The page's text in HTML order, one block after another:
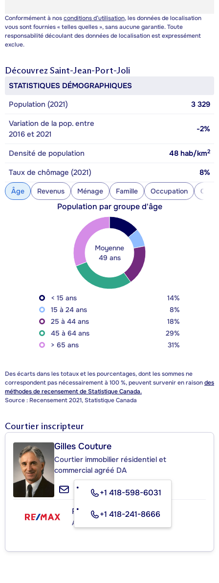
Conformément à nosconditions d’utilisation, les données de localisation
vous sont fournies « telles quelles », sans aucune garantie. Toute
responsabilité découlant des données de localisation est expressément
exclue.
Découvrez Saint-Jean-Port-Joli
STATISTIQUES DÉMOGRAPHIQUES
Population (2021)
3 329
Variation de la pop. entre
2016 et 2021
-2%
Densité de population 48 hab/km2
Taux de chômage (2021) 8%
Âge Revenus Ménage Famille Occupation
Population par groupe d'âge
Moyenne
49 ans
< 15 ans
14%
15 à 24 ans
8%
25 à 44 ans
18%
45 à 64 ans
29%
> 65 ans
31%
Des écarts dans les totaux et les pourcentages, dont les sommes ne
correspondent pas nécessairement à 100 %, peuvent survenir en raisondes
méthodes de recensement de Statistique Canada.
Source : Recensement 2021, Statistique Canada
Courtier inscripteur
Gilles Couture
Courtier immobilier résidentiel et
commercial agréé DA
+1 418-598-6031
+1 418-241-8666
RE/MAX ÉLÉGANCE INC.
Agence immobilière